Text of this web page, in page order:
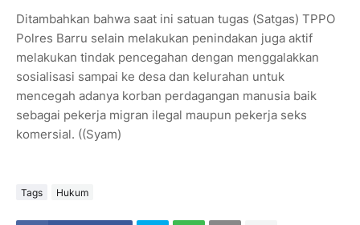
Ditambahkan bahwa saat ini satuan tugas (Satgas) TPPO
Polres Barru selain melakukan penindakan juga aktif
melakukan tindak pencegahan dengan menggalakkan
sosialisasi sampai ke desa dan kelurahan untuk
mencegah adanya korban perdagangan manusia baik
sebagai pekerja migran ilegal maupun pekerja seks
komersial. ((Syam)
Tags Hukum